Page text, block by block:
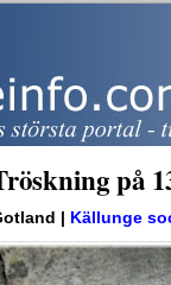
på
| Källunge